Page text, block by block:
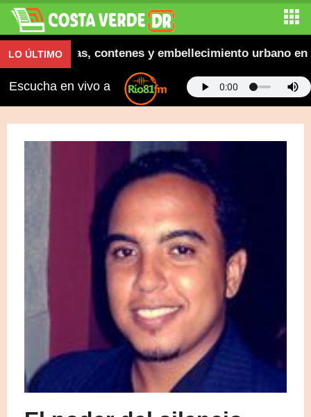
LO ÚLTIMO
aceras, contenes y embellecimiento urbano en El
Escucha en vivo a